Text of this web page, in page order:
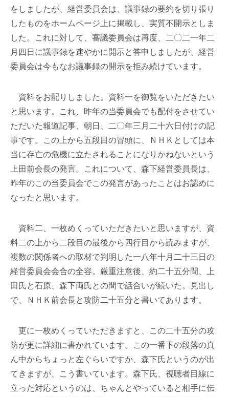
をしましたが、経営委員会は、議事録の要約を切り張り
したものをホームページ上に掲載し、実質不開示としま
した。これに対して、審議委員会は再度、二〇二一年二
月四日に議事録を速やかに開示と答申しましたが、経営
委員会は今もなお議事録の開示を拒み続けています。
資料をお配りしました。資料一を御覧をいただきたい
と思います。これ、昨年の当委員会でも配付をさせてい
ただいた報道記事、朝日、二〇年三月二十六日付けの記
事です。この上から五段目の冒頭に、ＮＨＫとしては本
当に存亡の危機に立たされることになりかねないという
上田前会長の発言。これについて、森下経営委員長は、
昨年のこの当委員会でこの発言があったことはお認めに
なったと思います。
資料二、一枚めくっていただきたいと思いますが、資
料二の上から二段目の最後から四行目から読みますが、
複数の関係者への取材で判明した一八年十月二十三日の
経営委員会会合の全容。厳重注意後、約二十五分間、上
田氏と石原、森下両氏との間で話合いが続いた。見出し
で、ＮＨＫ前会長と攻防二十五分と書いてあります。
更に一枚めくっていただきますと、この二十五分の攻
防が更に詳細に書かれています。この一番下の段落の真
ん中からちょっと左ぐらいですか、森下氏というのが出
てきますが、こう書いています。森下氏、視聴者目線に
立った対応というのは、ちゃんとやっていると相手に伝